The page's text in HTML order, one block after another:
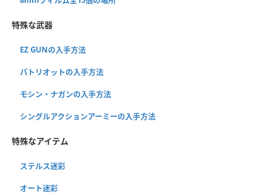
特殊な武器
EZ GUNの入手方法
パトリオットの入手方法
モシン・ナガンの入手方法
シングルアクションアーミーの入手方法
特殊なアイテム
ステルス迷彩
オート迷彩